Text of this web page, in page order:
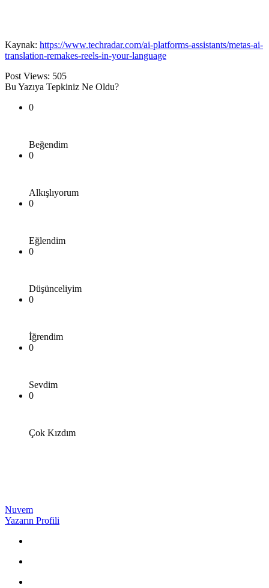
Kaynak: https://www.techradar.com/ai-platforms-assistants/metas-ai-
translation-remakes-reels-in-your-language
Post Views: 505
Bu Yazıya Tepkiniz Ne Oldu?
0
Beğendim
0
Alkışlıyorum
0
Eğlendim
0
Düşünceliyim
0
İğrendim
0
Sevdim
0
Çok Kızdım
Nuvem
Yazarın Profili